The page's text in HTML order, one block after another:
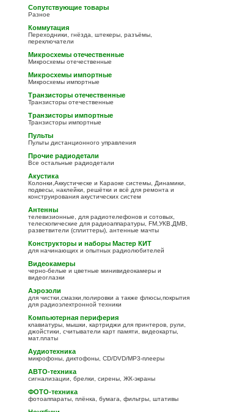
Сопутствующие товары
Разное
Коммутация
Переходники, гнёзда, штекеры, разъёмы,
переключатели
Микросхемы отечественные
Микросхемы отечественные
Микросхемы импортные
Микросхемы импортные
Транзисторы отечественные
Транзисторы отечественные
Транзисторы импортные
Транзисторы импортные
Пульты
Пульты дистанционного управления
Прочие радиодетали
Все остальные радиодетали
Акустика
Колонки,Аккустическе и Караоке системы, Динамики,
подвесы, наклейки, решётки и всё для ремонта и
конструирования акустических систем
Антенны
телевизионные, для радиотелефонов и сотовых,
телескопические для радиоаппаратуры, FM,УКВ,ДМВ,
разветвители (сплиттеры), антенные мачты
Конструкторы и наборы Мастер КИТ
для начинающих и опытных радиолюбителей
Видеокамеры
черно-белые и цветные минивидеокамеры и
видеоглазки
Аэрозоли
для чистки,смазки,полировки а также флюсы,покрытия
для радиоэлектронной техники
Компьютерная периферия
клавиатуры, мышки, картриджи для принтеров, рули,
джойстики, считыватели карт памяти, видеокарты,
мат.платы
Аудиотехника
микрофоны, диктофоны, CD/DVD/MP3-плееры
АВТО-техника
сигнализации, брелки, сирены, ЖК-экраны
ФОТО-техника
фотоаппараты, плёнка, бумага, фильтры, штативы